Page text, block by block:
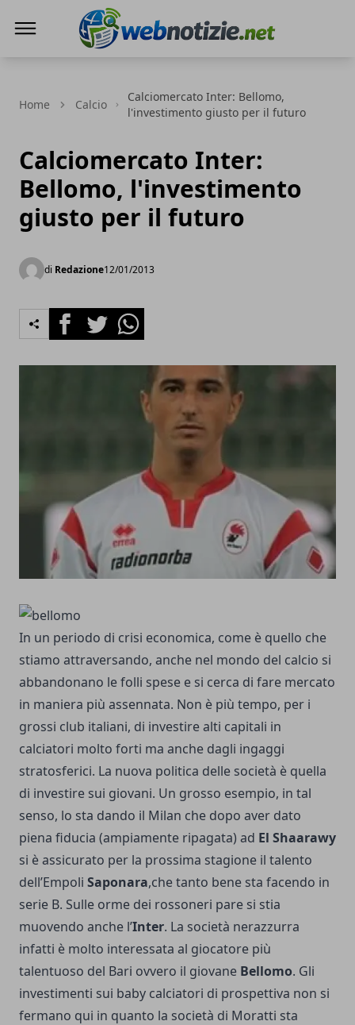
Home Calcio
Calciomercato Inter: Bellomo,
l'investimento giusto per il futuro
Calciomercato Inter:
Bellomo, l'investimento
giusto per il futuro
di Redazione12/01/2013
FacebookTwitterWhatsapp
In un periodo di crisi economica, come è quello che
stiamo attraversando, anche nel mondo del calcio si
abbandonano le folli spese e si cerca di fare mercato
in maniera più assennata. Non è più tempo, per i
grossi club italiani, di investire alti capitali in
calciatori molto forti ma anche dagli ingaggi
stratosferici. La nuova politica delle società è quella
di investire sui giovani. Un grosso esempio, in tal
senso, lo sta dando il Milan che dopo aver dato
piena fiducia (ampiamente ripagata) ad El Shaarawy
si è assicurato per la prossima stagione il talento
dell’Empoli Saponara,che tanto bene sta facendo in
serie B. Sulle orme dei rossoneri pare si stia
muovendo anche l’Inter. La società nerazzurra
infatti è molto interessata al giocatore più
talentuoso del Bari ovvero il giovane Bellomo. Gli
investimenti sui baby calciatori di prospettiva non si
fermano qui in quanto la società di Moratti sta